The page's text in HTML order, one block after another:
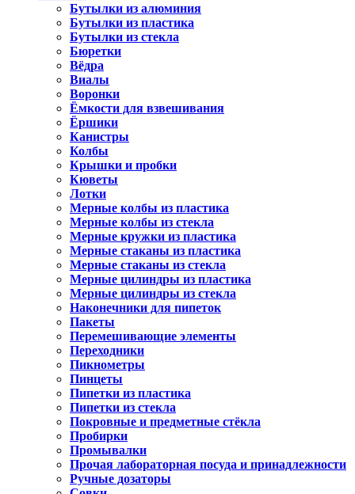
Бутылки из алюминия
Бутылки из пластика
Бутылки из стекла
Бюретки
Вёдра
Виалы
Воронки
Ёмкости для взвешивания
Ёршики
Канистры
Колбы
Крышки и пробки
Кюветы
Лотки
Мерные колбы из пластика
Мерные колбы из стекла
Мерные кружки из пластика
Мерные стаканы из пластика
Мерные стаканы из стекла
Мерные цилиндры из пластика
Мерные цилиндры из стекла
Наконечники для пипеток
Пакеты
Перемешивающие элементы
Переходники
Пикнометры
Пинцеты
Пипетки из пластика
Пипетки из стекла
Покровные и предметные стёкла
Пробирки
Промывалки
Прочая лабораторная посуда и принадлежности
Ручные дозаторы